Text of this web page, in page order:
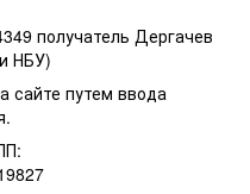
получатель Дергачев
НБУ)
сайте путем ввода